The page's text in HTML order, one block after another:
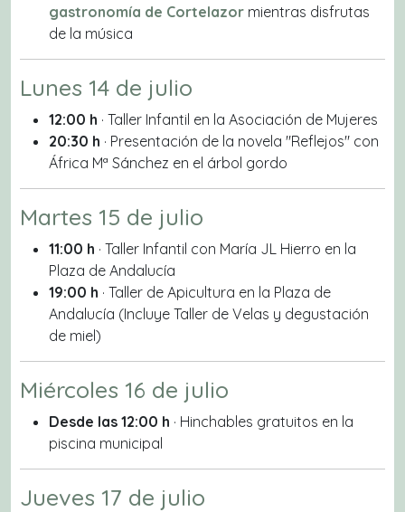
gastronomía de Cortelazor mientras disfrutas
de la música
Lunes 14 de julio
12:00 h · Taller Infantil en la Asociación de Mujeres
20:30 h · Presentación de la novela "Reflejos" con
África Mª Sánchez en el árbol gordo
Martes 15 de julio
11:00 h · Taller Infantil con María JL Hierro en la
Plaza de Andalucía
19:00 h · Taller de Apicultura en la Plaza de
Andalucía (Incluye Taller de Velas y degustación
de miel)
Miércoles 16 de julio
Desde las 12:00 h · Hinchables gratuitos en la
piscina municipal
Jueves 17 de julio